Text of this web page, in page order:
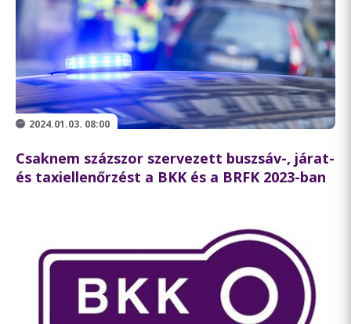
2024.01.03. 08:00
Csaknem százszor szervezett buszsáv-, járat-
és taxiellenőrzést a BKK és a BRFK 2023-ban